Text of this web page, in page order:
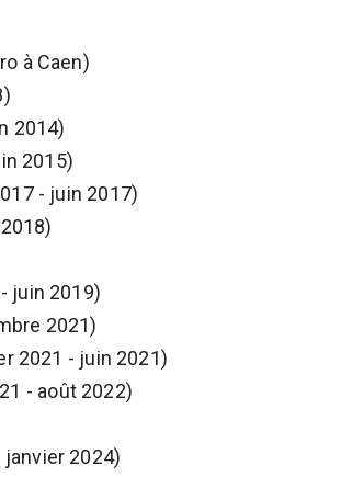
à Caen)
2014)
2015)
- juin 2017)
juin 2019)
2021)
2021 - juin 2021)
- août 2022)
janvier 2024)